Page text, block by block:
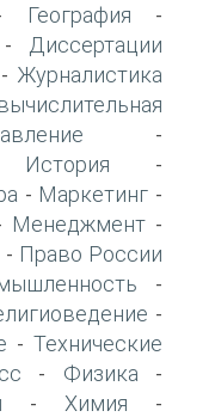
География -
-
Диссертации
- Журналистика
-
История -
- Маркетинг -
Менеджмент -
- Право России
-
-
- Технические
- Физика -
- Химия -